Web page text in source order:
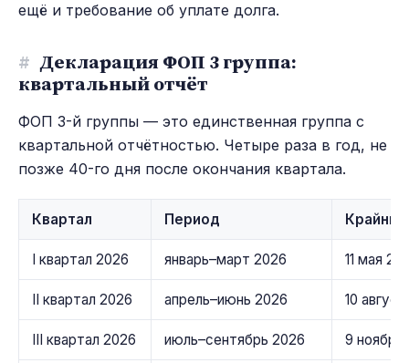
ещё и требование об уплате долга.
# Декларация ФОП 3 группа:
квартальный отчёт
ФОП 3-й группы — это единственная группа с
квартальной отчётностью. Четыре раза в год, не
позже 40-го дня после окончания квартала.
Квартал Период
I квартал 2026 январь–март 2026 11 мая
II квартал 2026 апрель–июнь 2026 10
III квартал 2026 июль–сентябрь 2026 9 ноября